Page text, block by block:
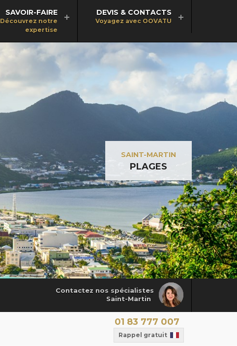
SAVOIR-FAIRE
Découvrez notre
expertise
DEVIS & CONTACTS
Voyagez avec OOVATU
SAINT-MARTIN
PLAGES
Contactez nos spécialistes
Saint-Martin
01 83 777 007
Rappel gratuit